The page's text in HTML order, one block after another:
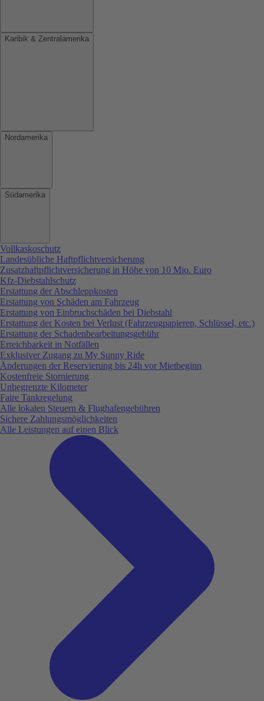
Karibik & Zentralamerika
Nordamerika
Südamerika
Vollkaskoschutz
Landesübliche Haftpflichtversicherung
Zusatzhaftpflichtversicherung in Höhe von 10 Mio. Euro
Kfz-Diebstahlschutz
Erstattung der Abschleppkosten
Erstattung von Schäden am Fahrzeug
Erstattung von Einbruchschäden bei Diebstahl
Erstattung der Kosten bei Verlust (Fahrzeugpapieren, Schlüssel, etc.)
Erstattung der Schadenbearbeitungsgebühr
Erreichbarkeit in Notfällen
Exklusiver Zugang zu My Sunny Ride
Änderungen der Reservierung bis 24h vor Mietbeginn
Kostenfreie Stornierung
Unbegrenzte Kilometer
Faire Tankregelung
Alle lokalen Steuern & Flughafengebühren
Sichere Zahlungsmöglichkeiten
Alle Leistungen auf einen Blick